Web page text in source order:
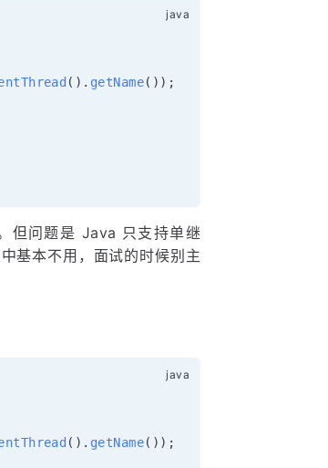
( ) . getName( ) ) ;
但问题是 Java 只支持单继
基本不用，面试的时候别主
( ) . getName( ) ) ;